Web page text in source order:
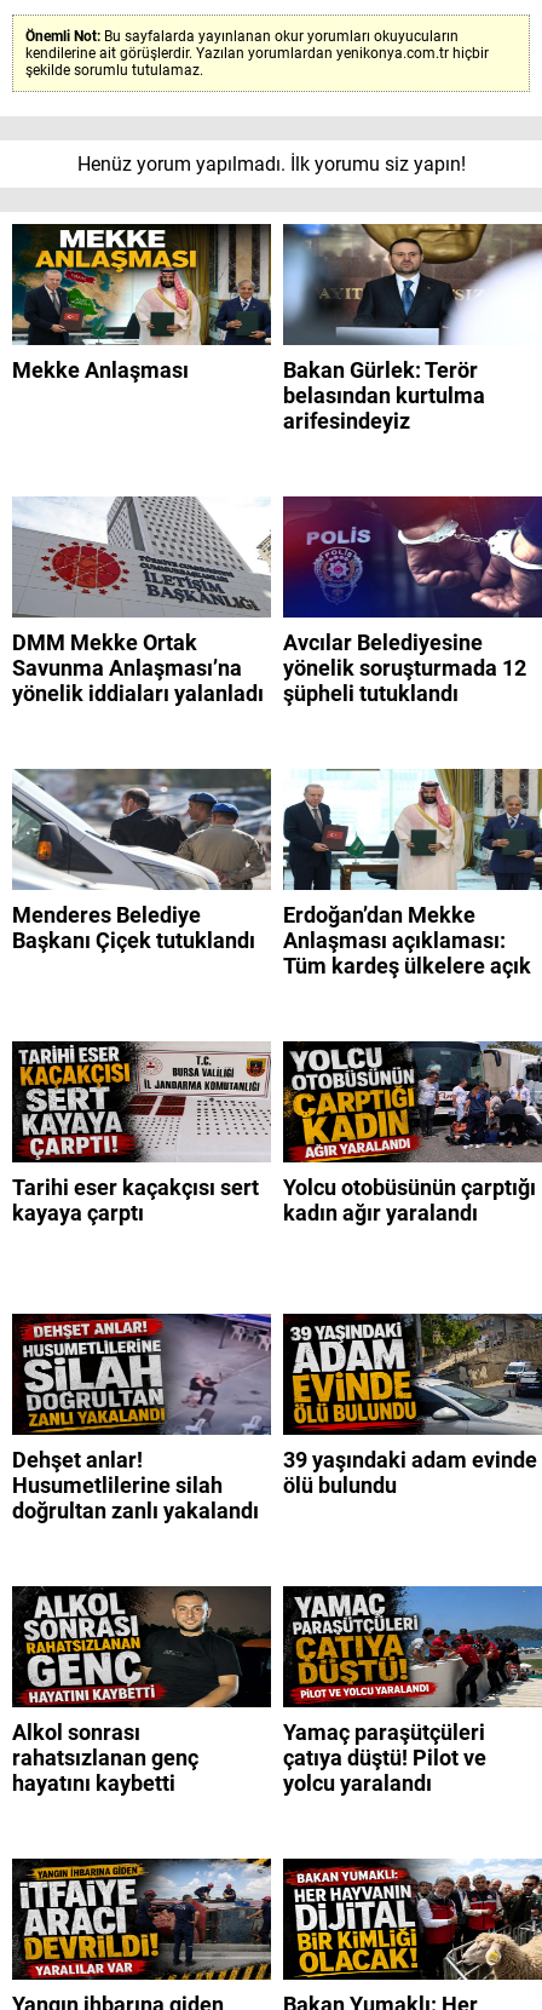
Önemli Not: Bu sayfalarda yayınlanan okur yorumları okuyucuların
kendilerine ait görüşlerdir. Yazılan yorumlardan yenikonya.com.tr hiçbir
şekilde sorumlu tutulamaz.
Henüz yorum yapılmadı. İlk yorumu siz yapın!
Mekke Anlaşması
Bakan Gürlek: Terör
belasından kurtulma
arifesindeyiz
DMM Mekke Ortak
Savunma Anlaşması’na
yönelik iddiaları yalanladı
Avcılar Belediyesine
yönelik soruşturmada 12
şüpheli tutuklandı
Menderes Belediye
Başkanı Çiçek tutuklandı
Erdoğan’dan Mekke
Anlaşması açıklaması:
Tüm kardeş ülkelere açık
Tarihi eser kaçakçısı sert
kayaya çarptı
Yolcu otobüsünün çarptığı
kadın ağır yaralandı
Dehşet anlar!
Husumetlilerine silah
doğrultan zanlı yakalandı
39 yaşındaki adam evinde
ölü bulundu
Alkol sonrası
rahatsızlanan genç
hayatını kaybetti
Yamaç paraşütçüleri
çatıya düştü! Pilot ve
yolcu yaralandı
Yangın ihbarına giden
Bakan Yumaklı: Her